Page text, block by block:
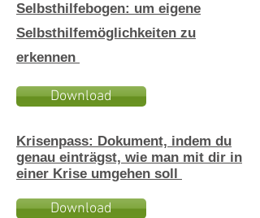
Selbsthilfebogen: um eigene
Selbsthilfemöglichkeiten zu
erkennen
Download
Krisenpass: Dokument, indem du
genau einträgst, wie man mit dir in
einer Krise umgehen soll
Download